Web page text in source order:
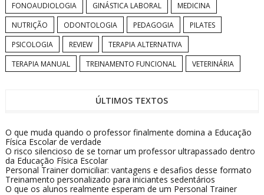
FONOAUDIOLOGIA
GINÁSTICA LABORAL
MEDICINA
NUTRIÇÃO
ODONTOLOGIA PEDAGOGIA
PILATES
PSICOLOGIA
REVIEW
TERAPIA ALTERNATIVA
TERAPIA MANUAL
TREINAMENTO FUNCIONAL VETERINÁRIA
ÚLTIMOS TEXTOS
O que muda quando o professor finalmente domina a Educação
Física Escolar de verdade
O risco silencioso de se tornar um professor ultrapassado dentro
da Educação Física Escolar
Personal Trainer domiciliar: vantagens e desafios desse formato
Treinamento personalizado para iniciantes sedentários
O que os alunos realmente esperam de um Personal Trainer